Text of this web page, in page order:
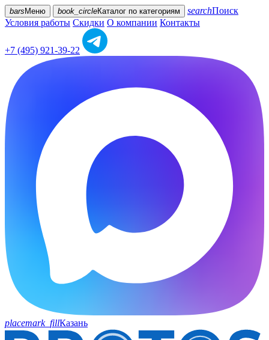
bars Меню book_circleКаталог по категориям searchПоиск
Условия работы Скидки О компании Контакты
+7 (495) 921-39-22
placemark_fillКазань